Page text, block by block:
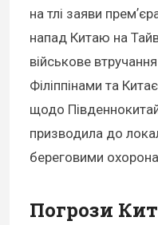
на тлі заяви
напад Китаю на
військове
Філіппінами та
щодо
призводила до
береговими
Погрози